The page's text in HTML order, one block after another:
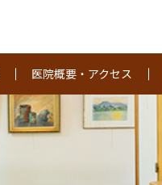
医院概要・アクセス